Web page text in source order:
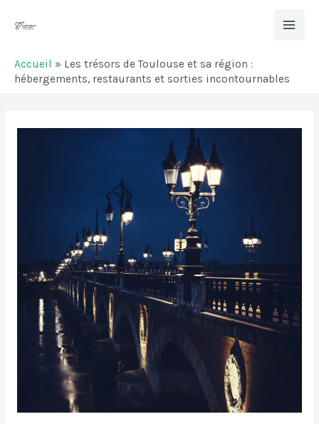
Accueil » Les trésors de Toulouse et sa région :
hébergements, restaurants et sorties incontournables